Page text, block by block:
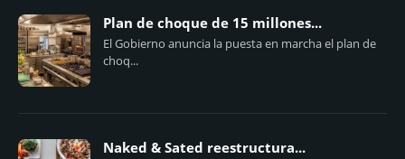
Plan de choque de 15 millones...
El Gobierno anuncia la puesta en marcha el plan de
choq...
Naked & Sated reestructura...